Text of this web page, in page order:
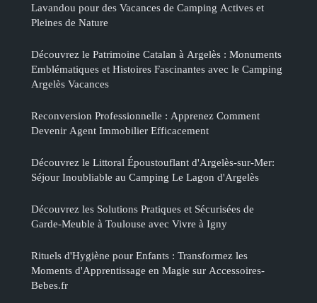
Lavandou pour des Vacances de Camping Actives et
Pleines de Nature
Découvrez le Patrimoine Catalan à Argelès : Monuments
Emblématiques et Histoires Fascinantes avec le Camping
Argelès Vacances
Reconversion Professionnelle : Apprenez Comment
Devenir Agent Immobilier Efficacement
Découvrez le Littoral Époustouflant d'Argelès-sur-Mer:
Séjour Inoubliable au Camping Le Lagon d'Argelès
Découvrez les Solutions Pratiques et Sécurisées de
Garde-Meuble à Toulouse avec Vivre à Igny
Rituels d'Hygiène pour Enfants : Transformez les
Moments d'Apprentissage en Magie sur Accessoires-
Bebes.fr